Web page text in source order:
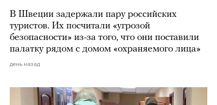
В Швеции задержали пару российских
туристов. Их посчитали «угрозой
безопасности» из-за того, что они поставили
палатку рядом с домом «охраняемого лица»
день назад